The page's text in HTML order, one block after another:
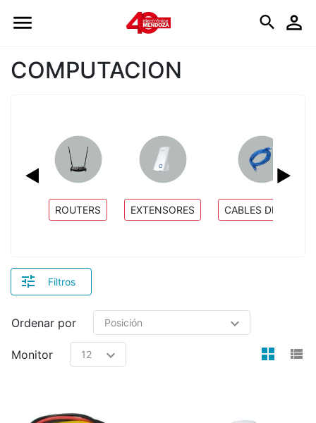
COMPUTACION
◀
ROUTERS EXTENSORES CABLES DE RED
▶
Filtros
Ordenar por
Monitor